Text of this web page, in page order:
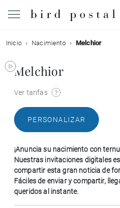
Boda
Nacimiento
Comunión
Condolencias
Cumpleaños
Inicio Nacimiento Melchior
Melchior
Ver tarifas
PERSONALIZAR
¡Anuncia su nacimiento con
Nuestras invitaciones digitales
compartir esta gran noticia de
Fáciles de enviar y compartir,
queridos al instante.